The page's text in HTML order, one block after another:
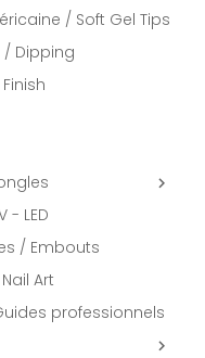
/ Soft Gel Tips
/ Dipping

- LED
/ Embouts
Art
professionnels
